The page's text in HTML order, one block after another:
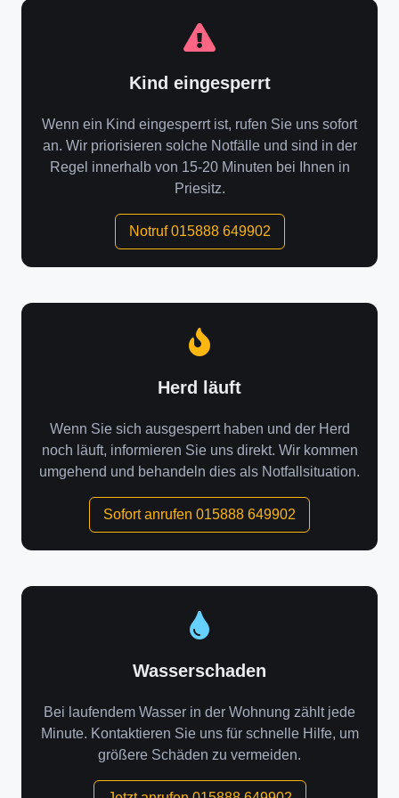
Kind eingesperrt
Wenn ein Kind eingesperrt ist, rufen Sie uns sofort
an. Wir priorisieren solche Notfälle und sind in der
Regel innerhalb von 15-20 Minuten bei Ihnen in
Priesitz.
Notruf 015888 649902
Herd läuft
Wenn Sie sich ausgesperrt haben und der Herd
noch läuft, informieren Sie uns direkt. Wir kommen
umgehend und behandeln dies als Notfallsituation.
Sofort anrufen 015888 649902
Wasserschaden
Bei laufendem Wasser in der Wohnung zählt jede
Minute. Kontaktieren Sie uns für schnelle Hilfe, um
größere Schäden zu vermeiden.